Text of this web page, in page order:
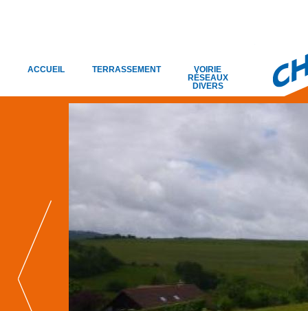
ACCUEIL TERRASSEMENT
VOIRIE
RÉSEAUX
DIVERS